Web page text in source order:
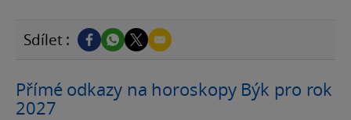
Sdílet :
Přímé odkazy na horoskopy Býk pro rok
2027